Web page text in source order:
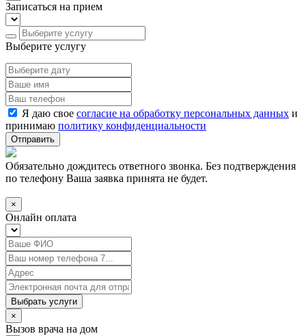
Записаться на прием
Выберите услугу
Я даю свое согласие на обработку персональных данных и
принимаю политику конфиденциальности
Отправить
Обязательно дождитесь ответного звонка. Без подтверждения
по телефону Ваша заявка принята не будет.
×
Онлайн оплата
Выбрать услуги
×
Вызов врача на дом